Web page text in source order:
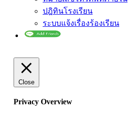
ปฎิทินโรงเรียน
ระบบแจ้งเรื่องร้องเรียน
Close
Privacy Overview